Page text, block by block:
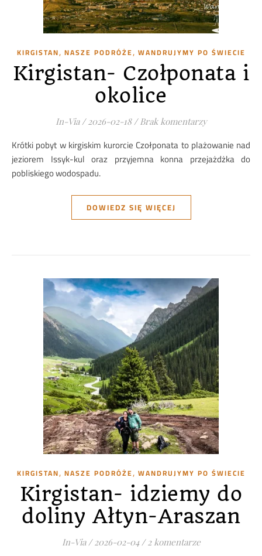
KIRGISTAN, NASZE PODRÓŻE, WANDRUJYMY PO ŚWIECIE
Kirgistan- Czołponata i
okolice
In-Via / 2026-02-18 / Brak komentarzy
Krótki pobyt w kirgiskim kurorcie Czołponata to plażowanie nad
jeziorem Issyk-kul oraz przyjemna konna przejażdżka do
pobliskiego wodospadu.
DOWIEDZ SIĘ WIĘCEJ
KIRGISTAN, NASZE PODRÓŻE, WANDRUJYMY PO ŚWIECIE
Kirgistan- idziemy do
doliny Ałtyn-Araszan
In-Via / 2026-02-04 / 2 komentarze